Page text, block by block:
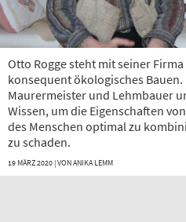
Otto Rogge steht mit seiner
konsequent ökologisches Bauen.
Maurermeister und Lehmbauer
Wissen, um die Eigenschaften
des Menschen optimal zu
zu schaden.
19 MÄRZ 2020 | VONANIKA LEMM